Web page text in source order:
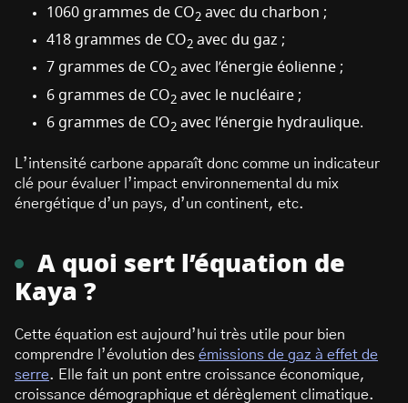
1060 grammes de CO2 avec du charbon ;
418 grammes de CO2 avec du gaz ;
7 grammes de CO2 avec l’énergie éolienne ;
6 grammes de CO2 avec le nucléaire ;
6 grammes de CO2 avec l’énergie hydraulique.
L’intensité carbone apparaît donc comme un indicateur
clé pour évaluer l’impact environnemental du mix
énergétique d’un pays, d’un continent, etc.
A quoi sert l’équation de
Kaya ?
Cette équation est aujourd’hui très utile pour bien
comprendre l’évolution des émissions de gaz à effet de
serre. Elle fait un pont entre croissance économique,
croissance démographique et dérèglement climatique.